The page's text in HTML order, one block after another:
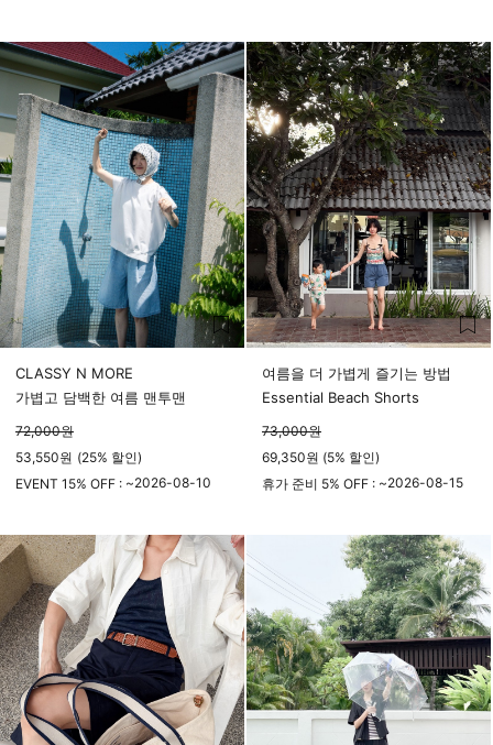
CLASSY N MORE
가볍고 담백한 여름 맨투맨
72,000원
53,550원 (25% 할인)
EVENT 15% OFF : ~2026-08-10
여름을 더 가볍게 즐기는 방법
Essential Beach Shorts
73,000원
69,350원 (5% 할인)
휴가 준비 5% OFF : ~2026-08-15